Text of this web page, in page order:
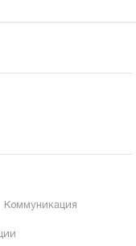
Коммуникация